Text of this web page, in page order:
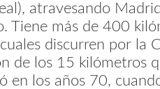
atravesando
Tiene más de 400
discurren por la
de los 15 kilómetros
en los años 70,